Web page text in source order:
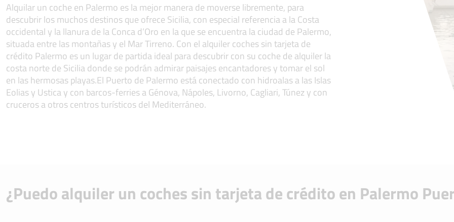
Alquilar un coche en Palermo es la mejor manera de moverse libremente, para
descubrir los muchos destinos que ofrece Sicilia, con especial referencia a la Costa
occidental y la llanura de la Conca d’Oro en la que se encuentra la ciudad de Palermo,
situada entre las montañas y el Mar Tirreno. Con el alquiler coches sin tarjeta de
crédito Palermo es un lugar de partida ideal para descubrir con su coche de alquiler la
costa norte de Sicilia donde se podrán admirar paisajes encantadores y tomar el sol
en las hermosas playas.El Puerto de Palermo está conectado con hidroalas a las Islas
Eolias y Ustica y con barcos-ferries a Génova, Nápoles, Livorno, Cagliari, Túnez y con
cruceros a otros centros turísticos del Mediterráneo.
¿Puedo alquiler un coches sin tarjeta de crédito en Palermo